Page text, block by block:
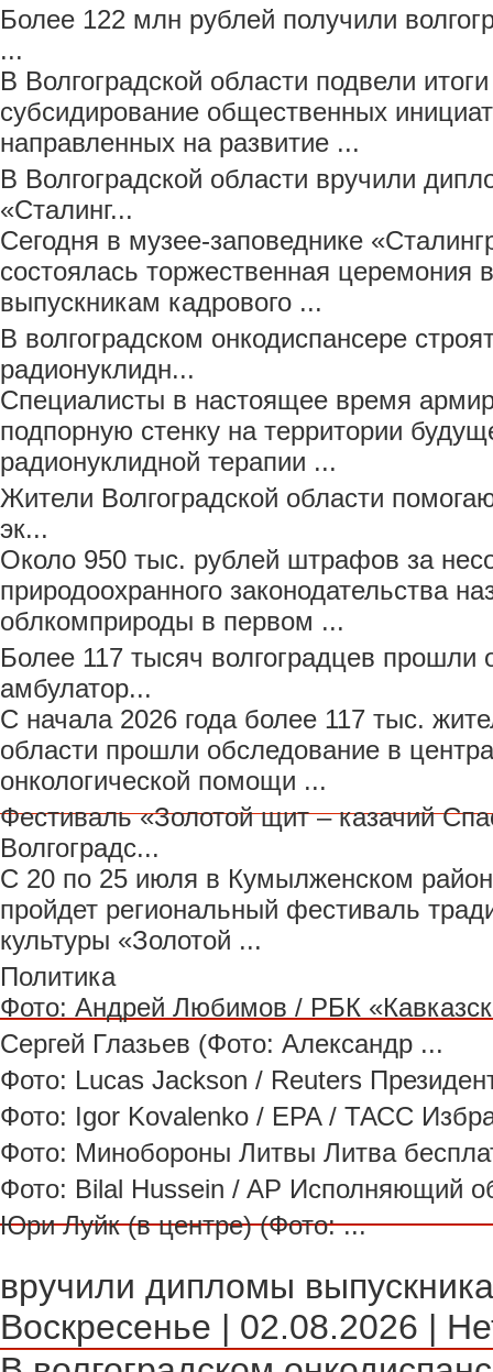
Более 122 млн рублей получили
...
В Волгоградской области подвели
субсидирование общественных
направленных на развитие ...
В Волгоградской области вручили
«Сталинг...
Сегодня в музее-заповеднике
состоялась торжественная церемония
выпускникам кадрового ...
В волгоградском онкодиспансере
радионуклидн...
Специалисты в настоящее время
подпорную стенку на территории
радионуклидной терапии ...
Жители Волгоградской области
эк...
Около 950 тыс. рублей штрафов за
природоохранного законодательства
облкомприроды в первом ...
Более 117 тысяч волгоградцев прошли
амбулатор...
С начала 2026 года более 117 тыс.
области прошли обследование в
онкологической помощи ...
Фестиваль «Золотой щит – казачий
Волгоградс...
С 20 по 25 июля в Кумылженском
пройдет региональный фестиваль
культуры «Золотой ...
Политика
Фото: Андрей Любимов / РБК
Сергей Глазьев (Фото: Александр ...
Фото: Lucas Jackson / Reuters
Фото: Igor Kovalenko / EPA / ТАСС
Фото: Минобороны Литвы Литва
Фото: Bilal Hussein / AP Исполняющий
Юри Луйк (в центре) (Фото: ...
вручили дипломы
Воскресенье | 02.08.2026 |